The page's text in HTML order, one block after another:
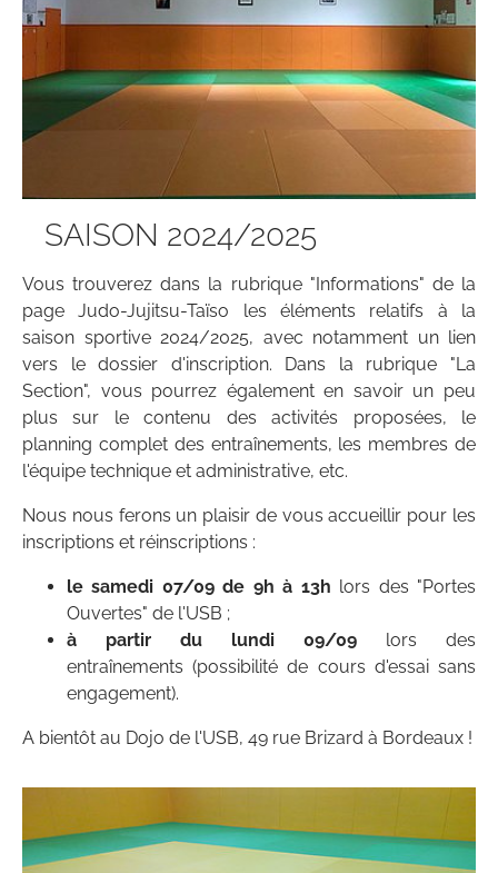
SAISON 2024/2025
Vous trouverez dans la rubrique "Informations" de la
page Judo-Jujitsu-Taïso les éléments relatifs à la
saison sportive 2024/2025, avec notamment un lien
vers le dossier d'inscription. Dans la rubrique "La
Section", vous pourrez également en savoir un peu
plus sur le contenu des activités proposées, le
planning complet des entraînements, les membres de
l'équipe technique et administrative, etc.
Nous nous ferons un plaisir de vous accueillir pour les
inscriptions et réinscriptions :
le samedi 07/09 de 9h à 13h lors des "Portes
Ouvertes" de l'USB ;
à partir du lundi 09/09 lors des
entraînements (possibilité de cours d'essai sans
engagement).
A bientôt au Dojo de l'USB, 49 rue Brizard à Bordeaux !